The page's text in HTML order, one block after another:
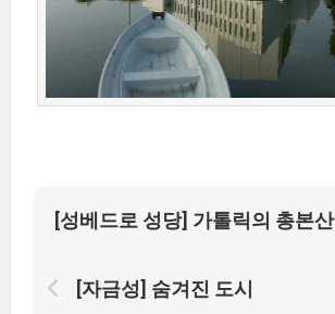
[성베드로 성당] 가톨릭의 총본산
[자금성] 숨겨진 도시